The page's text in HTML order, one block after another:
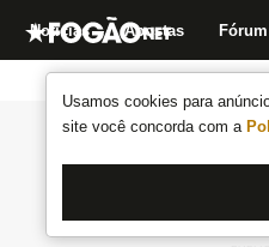
Usamos cookies para
site você concorda com a
Notícias Apostas Fórum